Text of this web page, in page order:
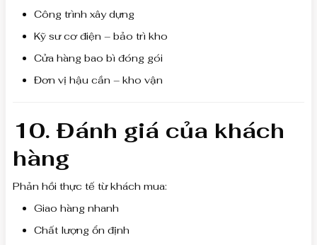
Công trình xây dựng
Kỹ sư cơ điện – bảo trì kho
Cửa hàng bao bì đóng gói
Đơn vị hậu cần – kho vận
10. Đánh giá của khách
hàng
Phản hồi thực tế từ khách mua:
Giao hàng nhanh
Chất lượng ổn định